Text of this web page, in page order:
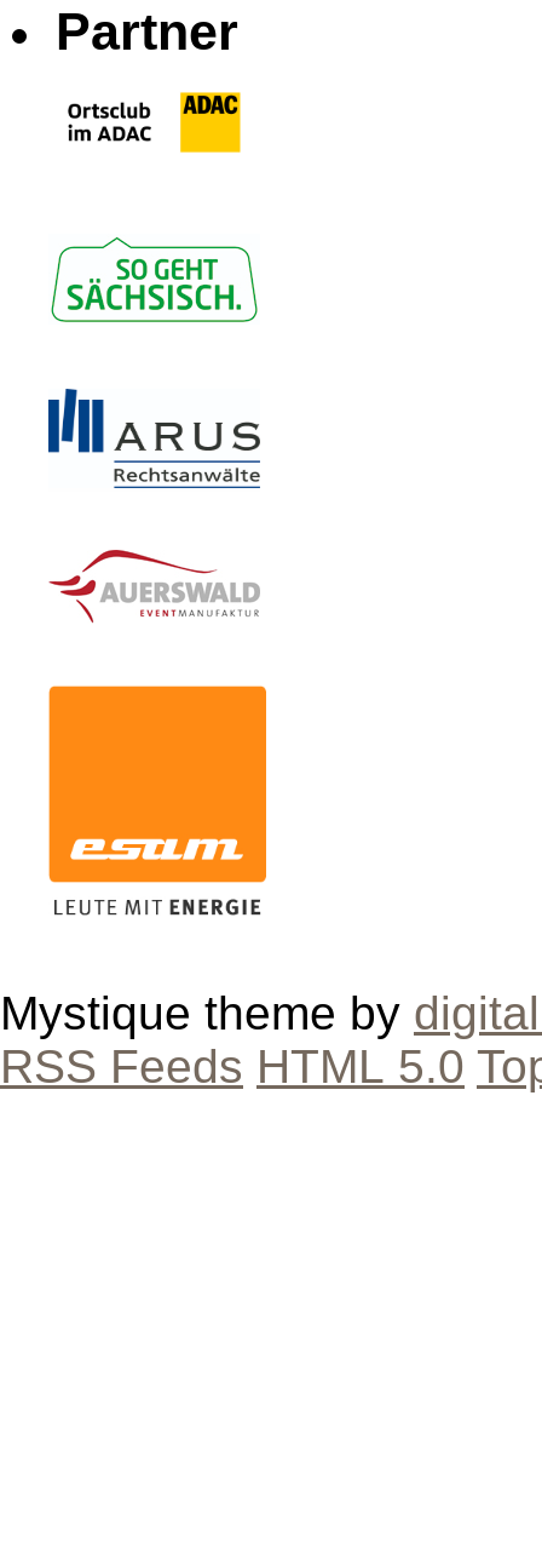
Partner
Mystique theme by
RSS Feeds HTML 5.0